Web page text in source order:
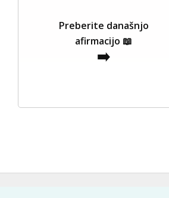
Preberite današnjo
afirmacijo 📖
➡️